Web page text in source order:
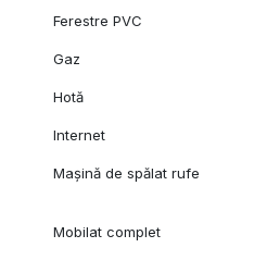
Ferestre PVC
Gaz
Hotă
Internet
Mașină de spălat rufe
Mobilat complet